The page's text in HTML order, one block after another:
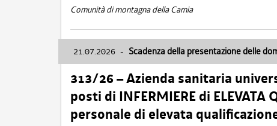
Comunità di montagna della Carnia
21.07.2026 - Scadenza della presentazione delle
313/26 – Azienda sanitaria
posti di INFERMIERE di ELEVATA
personale di elevata